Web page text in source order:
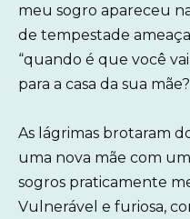
meu sogro apareceu
de tempestade
“quando é que você
para a casa da sua
As lágrimas brotaram
uma nova mãe com
sogros praticamente
Vulnerável e furiosa,